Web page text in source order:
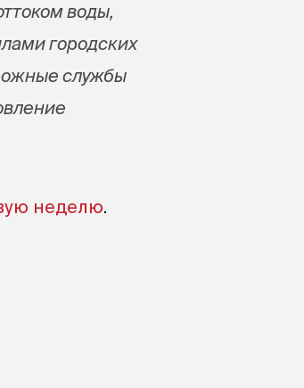
воды,
городских
службы
неделю.